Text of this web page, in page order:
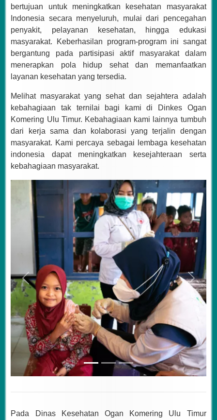
bertujuan untuk meningkatkan kesehatan masyarakat
Indonesia secara menyeluruh, mulai dari pencegahan
penyakit, pelayanan kesehatan, hingga edukasi
masyarakat. Keberhasilan program-program ini sangat
bergantung pada partisipasi aktif masyarakat dalam
menerapkan pola hidup sehat dan memanfaatkan
layanan kesehatan yang tersedia.
Melihat masyarakat yang sehat dan sejahtera adalah
kebahagiaan tak ternilai bagi kami di Dinkes Ogan
Komering Ulu Timur. Kebahagiaan kami lainnya tumbuh
dari kerja sama dan kolaborasi yang terjalin dengan
masyarakat. Kami percaya sebagai lembaga kesehatan
indonesia dapat meningkatkan kesejahteraan serta
kebahagiaan masyarakat.
Previous Next
Pada Dinas Kesehatan Ogan Komering Ulu Timur